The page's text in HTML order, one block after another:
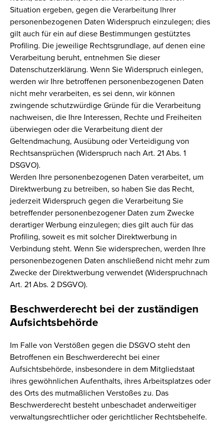
Situation ergeben, gegen die Verarbeitung Ihrer
personenbezogenen Daten Widerspruch einzulegen; dies
gilt auch für ein auf diese Bestimmungen gestütztes
Profiling. Die jeweilige Rechtsgrundlage, auf denen eine
Verarbeitung beruht, entnehmen Sie dieser
Datenschutzerklärung. Wenn Sie Widerspruch einlegen,
werden wir Ihre betroffenen personenbezogenen Daten
nicht mehr verarbeiten, es sei denn, wir können
zwingende schutzwürdige Gründe für die Verarbeitung
nachweisen, die Ihre Interessen, Rechte und Freiheiten
überwiegen oder die Verarbeitung dient der
Geltendmachung, Ausübung oder Verteidigung von
Rechtsansprüchen (Widerspruch nach Art. 21 Abs. 1
DSGVO).
Werden Ihre personenbezogenen Daten verarbeitet, um
Direktwerbung zu betreiben, so haben Sie das Recht,
jederzeit Widerspruch gegen die Verarbeitung Sie
betreffender personenbezogener Daten zum Zwecke
derartiger Werbung einzulegen; dies gilt auch für das
Profiling, soweit es mit solcher Direktwerbung in
Verbindung steht. Wenn Sie widersprechen, werden Ihre
personenbezogenen Daten anschließend nicht mehr zum
Zwecke der Direktwerbung verwendet (Widerspruchnach
Art. 21 Abs. 2 DSGVO).
Beschwerderecht bei der zuständigen
Aufsichtsbehörde
Im Falle von Verstößen gegen die DSGVO steht den
Betroffenen ein Beschwerderecht bei einer
Aufsichtsbehörde, insbesondere in dem Mitgliedstaat
ihres gewöhnlichen Aufenthalts, ihres Arbeitsplatzes oder
des Orts des mutmaßlichen Verstoßes zu. Das
Beschwerderecht besteht unbeschadet anderweitiger
verwaltungsrechtlicher oder gerichtlicher Rechtsbehelfe.